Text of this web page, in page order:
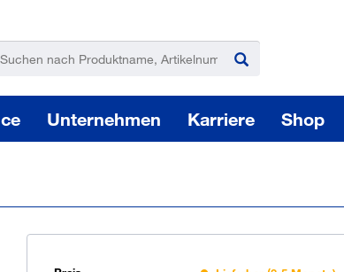
Unternehmen Karriere Shop